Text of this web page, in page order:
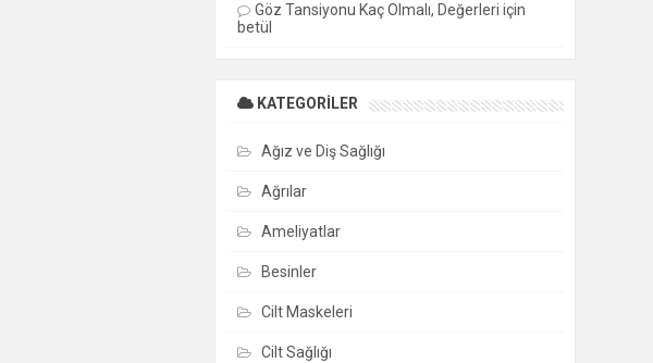
Göz Tansiyonu Kaç Olmalı, Değerleri için
betül
KATEGORILER
Ağız ve Diş Sağlığı
Ağrılar
Ameliyatlar
Besinler
Cilt Maskeleri
Cilt Sağlığı